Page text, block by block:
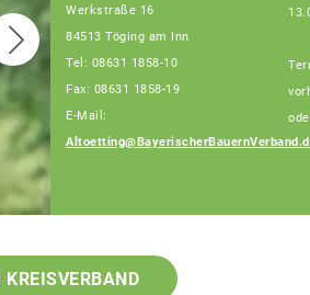
Werkstraße 16
84513 Töging am Inn
Tel: 08631 1858-10
Fax: 08631 1858-19
E-Mail: